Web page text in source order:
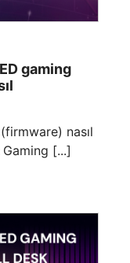
gaming
Gaming [...]